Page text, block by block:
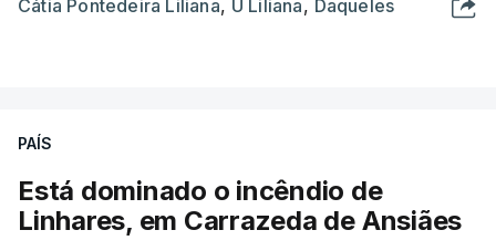
Cátia Pontedeira Liliana, U Liliana, Daqueles
PAÍS
Está dominado o incêndio de
Linhares, em Carrazeda de Ansiães